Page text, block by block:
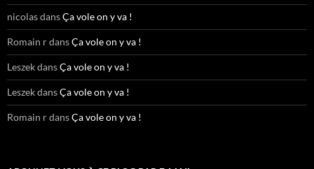
nicolasdansÇa vole on y va !
Romain rdansÇa vole on y va !
LeszekdansÇa vole on y va !
LeszekdansÇa vole on y va !
Romain rdansÇa vole on y va !